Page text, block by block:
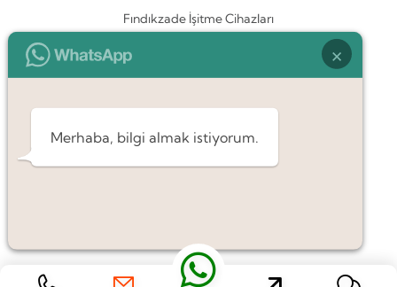
Fındıkzade İşitme Cihazları
×
Merhaba, bilgi almak istiyorum.